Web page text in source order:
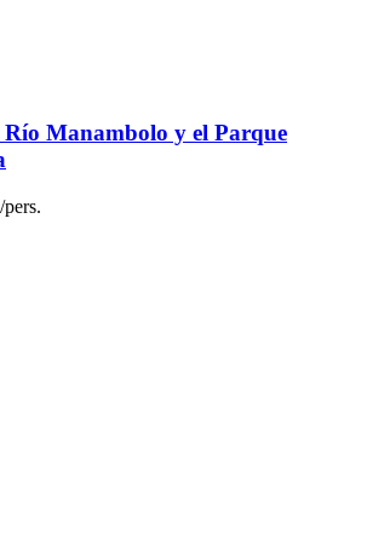
Río Manambolo y el Parque
/pers.